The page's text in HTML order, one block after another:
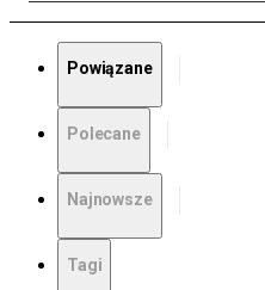
Powiązane
Polecane
Najnowsze
Tagi